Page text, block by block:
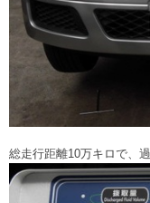
総走行距離10万キロで、